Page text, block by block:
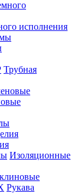
исполнения
Трубная
Изоляционные
Рукава